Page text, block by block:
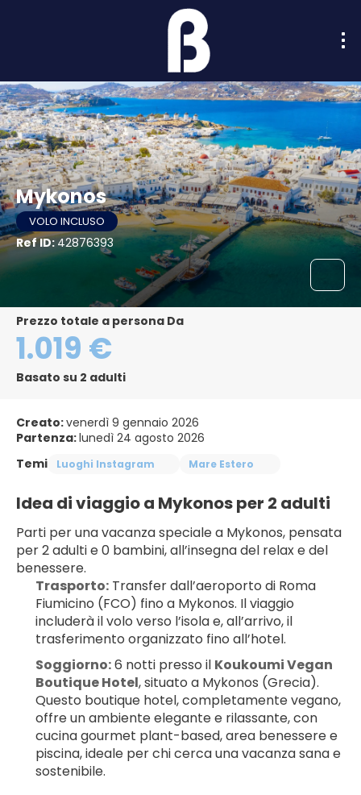
Mykonos
VOLO INCLUSO
Ref ID:42876393
Prezzo totale a persona Da
1.019 €
Basato su 2 adulti
Creato:venerdì 9 gennaio 2026
Partenza:lunedì 24 agosto 2026
Temi
Luoghi Instagram Mare Estero
Idea di viaggio a Mykonos per 2 adulti
Parti per una vacanza speciale a Mykonos, pensata
per 2 adulti e 0 bambini, all’insegna del relax e del
benessere.
Trasporto: Transfer dall’aeroporto di Roma
Fiumicino (FCO) fino a Mykonos. Il viaggio
includerà il volo verso l’isola e, all’arrivo, il
trasferimento organizzato fino all’hotel.
Soggiorno: 6 notti presso il Koukoumi Vegan
Boutique Hotel, situato a Mykonos (Grecia).
Questo boutique hotel, completamente vegano,
offre un ambiente elegante e rilassante, con
cucina gourmet plant-based, area benessere e
piscina, ideale per chi cerca una vacanza sana e
sostenibile.